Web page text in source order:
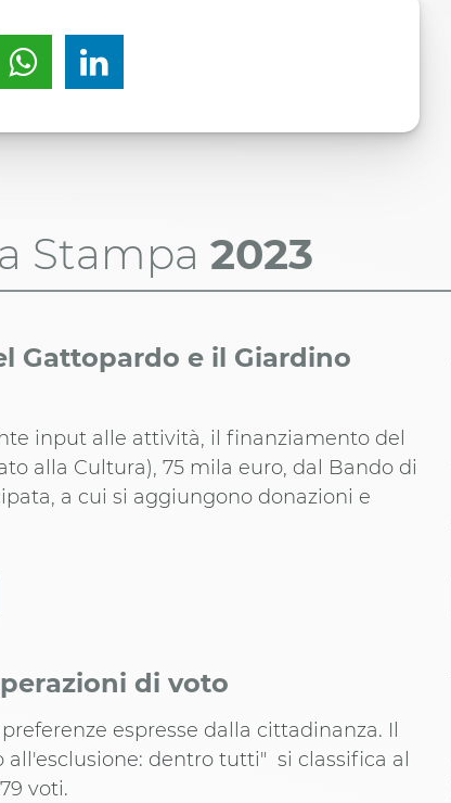
Stampa 2023
Gattopardo e il Giardino
input alle attività, il finanziamento del
alla Cultura), 75 mila euro, dal Bando di
a cui si aggiungono donazioni e
di voto
preferenze espresse dalla cittadinanza. Il
all'esclusione: dentro tutti" si classifica al
voti.